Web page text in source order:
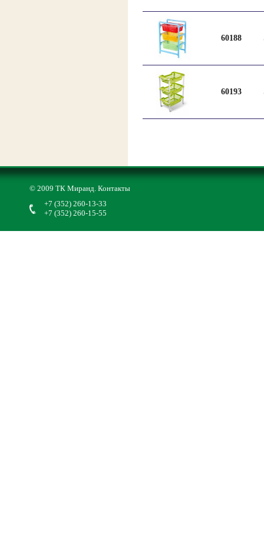
60188
60193
© 2009 ТК Миранд. Контакты
+7 (352) 260-13-33
+7 (352) 260-15-55